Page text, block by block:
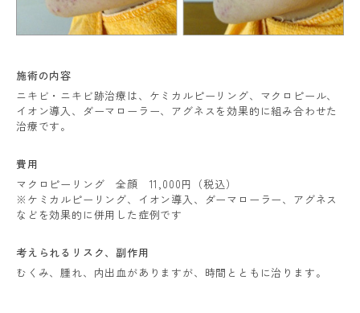
施術の内容
ニキビ・ニキビ跡治療は、ケミカルピーリング、マクロピール、
イオン導入、ダーマローラー、アグネスを効果的に組み合わせた
治療です。
費用
マクロピーリング 全顔 11,000円（税込）
※ケミカルピーリング、イオン導入、ダーマローラー、アグネス
などを効果的に併用した症例です
考えられるリスク、 副作用
むくみ、腫れ、内出血がありますが、時間とともに治ります。